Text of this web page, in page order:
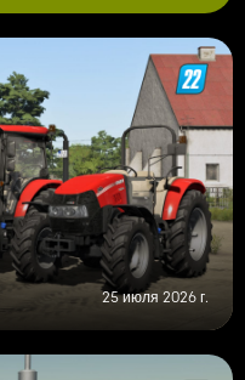
25 июля 2026 г.